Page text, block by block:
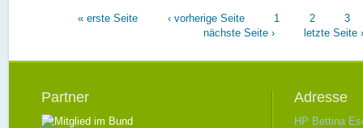
Seiten« erste Seite ‹ vorherige Seite 1 2
3
nächste Seite ›
letzte Seite
Partner Adresse
HP Bettina